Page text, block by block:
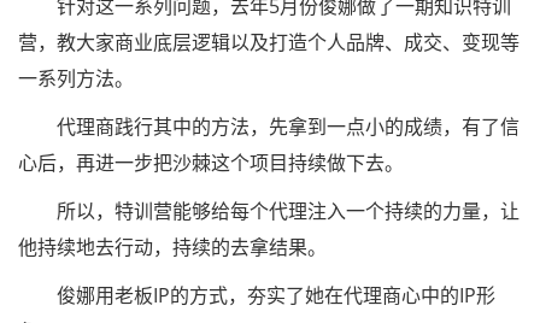
针对这一系列问题，去年5月份俊娜做了一期知识特训
营，教大家商业底层逻辑以及打造个人品牌、成交、变现等
一系列方法。
代理商践行其中的方法，先拿到一点小的成绩，有了信
心后，再进一步把沙棘这个项目持续做下去。
所以，特训营能够给每个代理注入一个持续的力量，让
他持续地去行动，持续的去拿结果。
俊娜用老板IP的方式，夯实了她在代理商心中的IP形